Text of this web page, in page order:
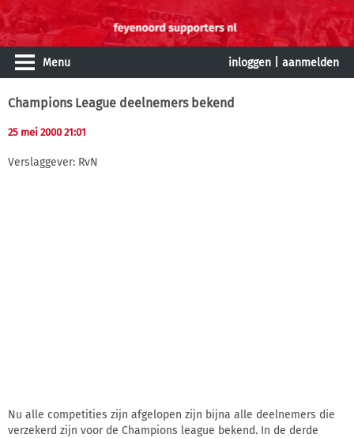
Menu inloggen aanmelden
Champions League deelnemers bekend
25 mei 2000 21:01
Verslaggever: RvN
Nu alle competities zijn afgelopen zijn bijna alle deelnemers die
verzekerd zijn voor de Champions league bekend. In de derde